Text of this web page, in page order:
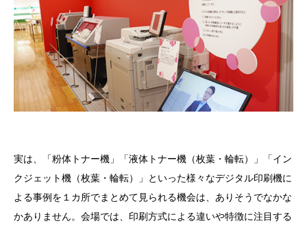
実は、「粉体トナー機」「液体トナー機（枚葉・輪転）」「イン
クジェット機（枚葉・輪転）」といった様々なデジタル印刷機に
よる事例を１カ所でまとめて見られる機会は、ありそうでなかな
かありません。会場では、印刷方式による違いや特徴に注目する